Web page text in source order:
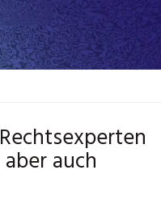
auch